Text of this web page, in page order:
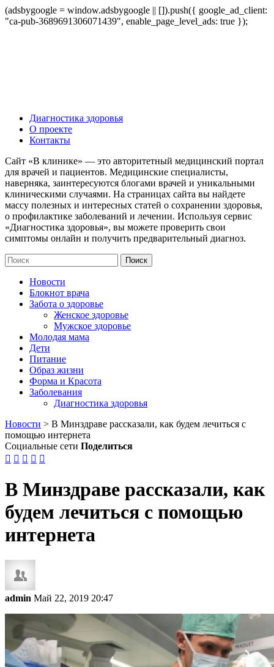
(adsbygoogle = window.adsbygoogle || []).push({ google_ad_client:
"ca-pub-3689691306071439", enable_page_level_ads: true });
Диагностика здоровья
О проекте
Контакты
Сайт «В клинике» — это авторитетный медицинский портал
для врачей и пациентов. Медицинские специалисты,
наверняка, заинтересуются блогами врачей и уникальными
клиническими случаями. На страницах сайта вы найдете
массу полезных и интересных статей о сохранении здоровья,
о профилактике заболеваний и лечении. Используя сервис
«Диагностика здоровья», вы можете проверить свои
симптомы онлайн и получить предварительный диагноз.
Новости
Блокнот врача
Забота о здоровье
Женское здоровье
Мужское здоровье
Молодая мама
Дети
Питание
Образ жизни
Форма и Красота
Заболевания
Диагностика здоровья
Новости > В Минздраве рассказали, как будем лечиться с
помощью интернета
Социальные сети Поделиться
    
В Минздраве рассказали, как
будем лечиться с помощью
интернета
admin Май 22, 2019 20:47